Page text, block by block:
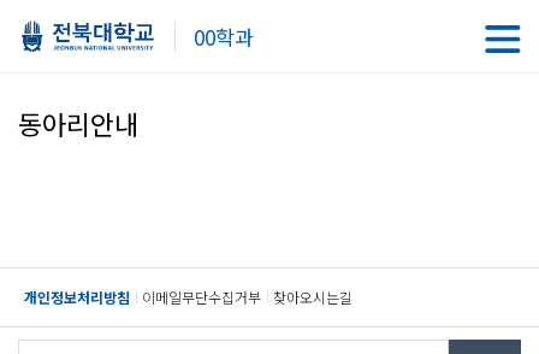
00학과
동아리안내
개인정보처리방침 이메일무단수집거부 찾아오시는길